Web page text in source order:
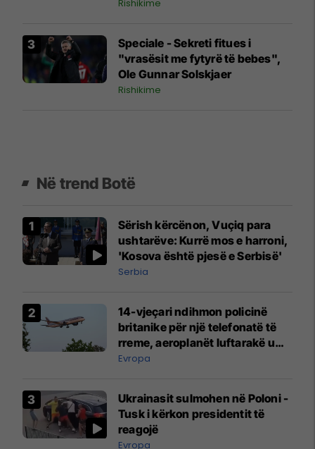
zëvendësimet deri te strategjia
Rishikime
Speciale - Sekreti fitues i
"vrasësit me fytyrë të bebes",
Ole Gunnar Solskjaer
Rishikime
Në trend Botë
Sërish kërcënon, Vuçiq para
ushtarëve: Kurrë mos e harroni,
'Kosova është pjesë e Serbisë'
Serbia
14-vjeçari ndihmon policinë
britanike për një telefonatë të
rreme, aeroplanët luftarakë u
ngritën në ajër për të
Mançesterit
Evropa
Ukrainasit sulmohen në Poloni -
Tusk i kërkon presidentit të
reagojë
Evropa